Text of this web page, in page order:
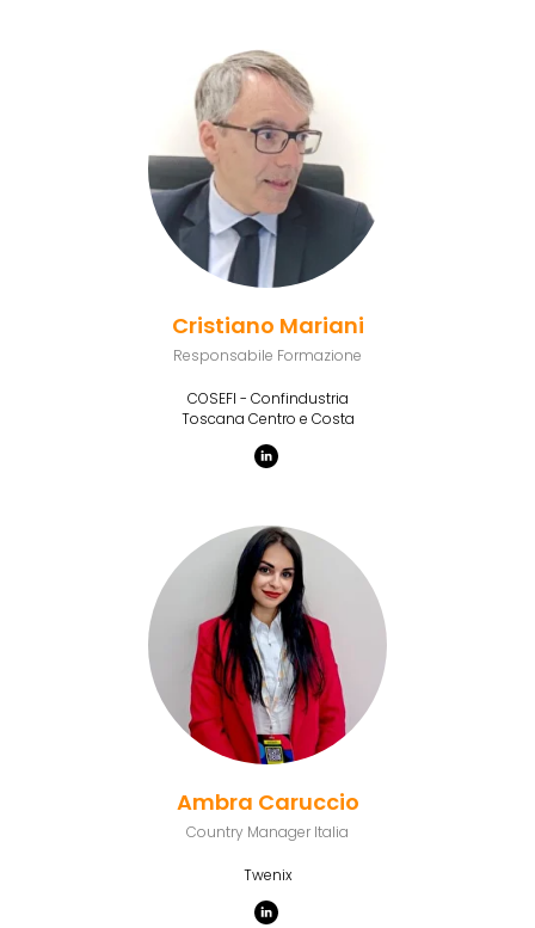
Cristiano Mariani
Responsabile Formazione
COSEFI - Confindustria
Toscana Centro e Costa
Ambra Caruccio
Country Manager Italia
Twenix